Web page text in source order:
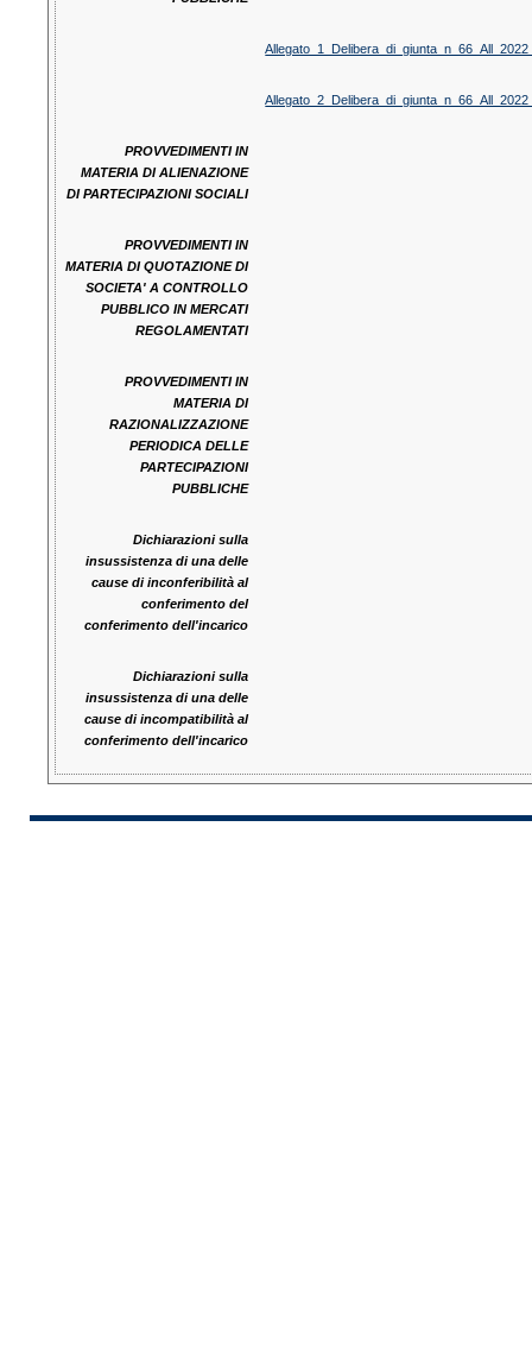
PROVVEDIMENTI IN
MATERIA DI ALIENAZIONE
DI PARTECIPAZIONI SOCIALI
PROVVEDIMENTI IN
MATERIA DI QUOTAZIONE DI
SOCIETA' A CONTROLLO
PUBBLICO IN MERCATI
REGOLAMENTATI
PROVVEDIMENTI IN
MATERIA DI
RAZIONALIZZAZIONE
PERIODICA DELLE
PARTECIPAZIONI
PUBBLICHE
Dichiarazioni sulla
insussistenza di una delle
cause di inconferibilità al
conferimento del
conferimento dell'incarico
Dichiarazioni sulla
insussistenza di una delle
cause di incompatibilità al
conferimento dell'incarico